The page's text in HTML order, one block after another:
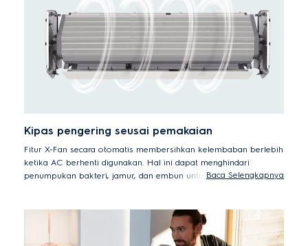
Kipas pengering seusai pemakaian
Fitur X-Fan secara otomatis membersihkan kelembaban berlebih
ketika AC berhenti digunakan. Hal ini dapat menghindari
penumpukan bakteri, jamur, dan embun untuk menjaga AC tetap
Baca Selengkapnya